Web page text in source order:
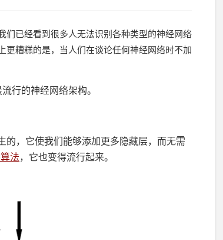
们已经看到很多人无法识别各种类型的神经网络
更糟糕的是，当人们在谈论任何神经网络时不加
行的神经网络架构。
，它使我们能够添加更多隐藏层，而无需
法，它也变得流行起来。